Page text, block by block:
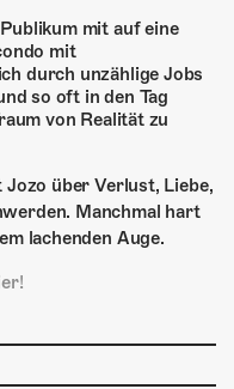
mit auf eine
mit
durch unzählige Jobs
so oft in den Tag
von Realität zu
über Verlust, Liebe,
Manchmal hart
lachenden Auge.